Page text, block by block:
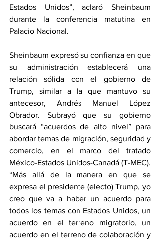
Estados Unidos”, aclaró Sheinbaum
durante la conferencia matutina en
Palacio Nacional.
Sheinbaum expresó su confianza en que
su administración establecerá una
relación sólida con el gobierno de
Trump, similar a la que mantuvo su
antecesor, Andrés Manuel López
Obrador. Subrayó que su gobierno
buscará “acuerdos de alto nivel” para
abordar temas de migración, seguridad y
comercio, en el marco del tratado
México-Estados Unidos-Canadá (T-MEC).
“Más allá de la manera en que se
expresa el presidente (electo) Trump, yo
creo que va a haber un acuerdo para
todos los temas con Estados Unidos, un
acuerdo en el terreno migratorio, un
acuerdo en el terreno de colaboración y